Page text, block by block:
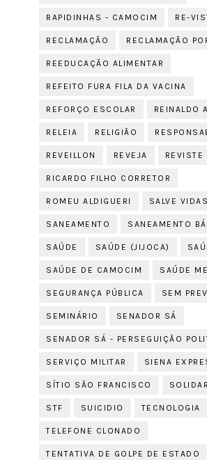
RAPIDINHAS - CAMOCIM RE-
RECLAMAÇÃO RECLAMAÇÃO
REEDUCAÇÃO ALIMENTAR
REFEITO FURA FILA DA VACINA
REFORÇO ESCOLAR REINALDO
RELEIA RELIGIÃO
REVEILLON REVEJA REVISTE
RICARDO FILHO CORRETOR
ROMEU ALDIGUERI SALVE VIDAS
SANEAMENTO SANEAMENTO
SAÚDE SAÚDE (JIJOCA)
SAÚDE DE CAMOCIM SAÚDE
SEGURANÇA PÚBLICA SEM
SEMINÁRIO SENADOR SÁ
SENADOR SÁ - PERSEGUIÇÃO
SERVIÇO MILITAR SIENA
SÍTIO SÃO FRANCISCO
STF SUICIDIO TECNOLOGIA
TELEFONE CLONADO
TENTATIVA DE GOLPE DE ESTADO